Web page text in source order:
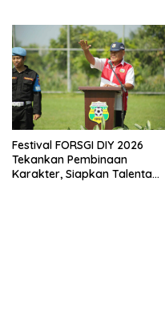
Festival FORSGI DIY 2026
Tekankan Pembinaan
Karakter, Siapkan Talenta